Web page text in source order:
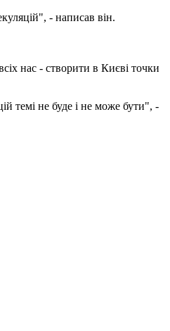
- написав він.
нас - створити в Києві точки
темі не буде і не може бути", -